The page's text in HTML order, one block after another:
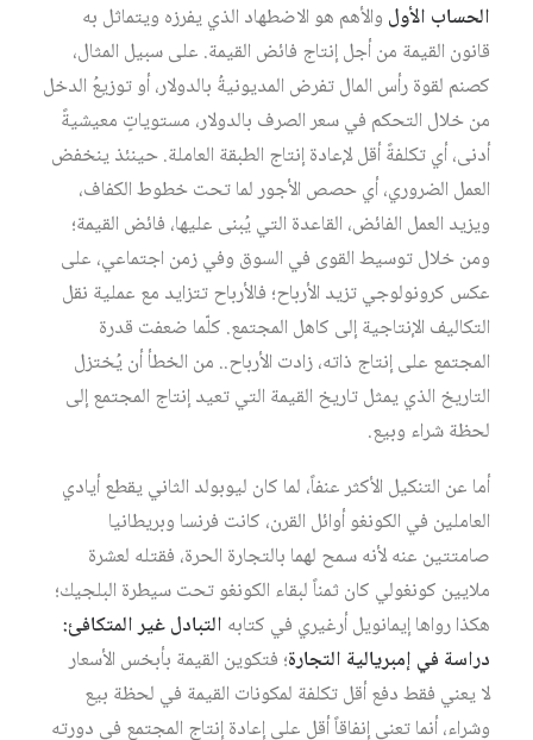
الحساب الأول والأهم هو الاضطهاد الذي يفرزه ويتماثل به
قانون القيمة من أجل إنتاج فائض القيمة. على سبيل المثال،
كصنم لقوة رأس المال تفرض المديونيةُ بالدولار، أو توزيعُ الدخل
من خلال التحكم في سعر الصرف بالدولار، مستوياتٍ معيشيةً
أدنى، أي تكلفةً أقل لإعادة إنتاج الطبقة العاملة. حينئذ ينخفض
العمل الضروري، أي حصص الأجور لما تحت خطوط الكفاف،
ويزيد العمل الفائض، القاعدة التي يُبنى عليها، فائض القيمة؛
ومن خلال توسيط القوى في السوق وفي زمن اجتماعي، على
عكس كرونولوجي تزيد الأرباح؛ فالأرباح تتزايد مع عملية نقل
التكاليف الإنتاجية إلى كاهل المجتمع. كلّما ضعفت قدرة
المجتمع على إنتاج ذاته، زادت الأرباح.. من الخطأ أن يُختزل
التاريخ الذي يمثل تاريخ القيمة التي تعيد إنتاج المجتمع إلى
لحظة شراء وبيع.
أما عن التنكيل الأكثر عنفاً، لما كان ليوبولد الثاني يقطع أيادي
العاملين في الكونغو أوائل القرن، كانت فرنسا وبريطانيا
صامتتين عنه لأنه سمح لهما بالتجارة الحرة، فقتله لعشرة
ملايين كونغولي كان ثمناً لبقاء الكونغو تحت سيطرة البلجيك؛
هكذا رواها إيمانويل أرغيري في كتابه التبادل غير المتكافئ:
دراسة في إمبريالية التجارة؛ فتكوين القيمة بأبخس الأسعار
لا يعني فقط دفع أقل تكلفة لمكونات القيمة في لحظة بيع
وشراء، أنما تعني إنفاقاً أقل على إعادة إنتاج المجتمع في دورته